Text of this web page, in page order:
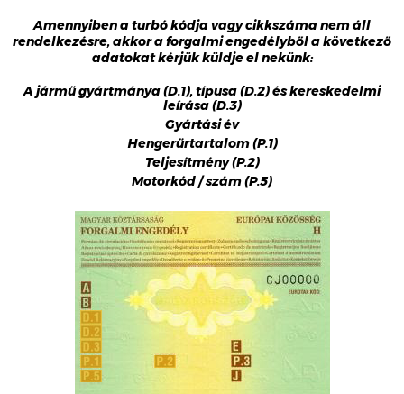
Amennyiben a turbó kódja vagy cikkszáma nem áll
rendelkezésre, akkor a forgalmi engedélyből a következő
adatokat kérjük küldje el nekünk:
A jármű gyártmánya (D.1), típusa (D.2) és kereskedelmi
leírása (D.3)
Gyártási év
Hengerűrtartalom (P.1)
Teljesítmény (P.2)
Motorkód / szám (P.5)